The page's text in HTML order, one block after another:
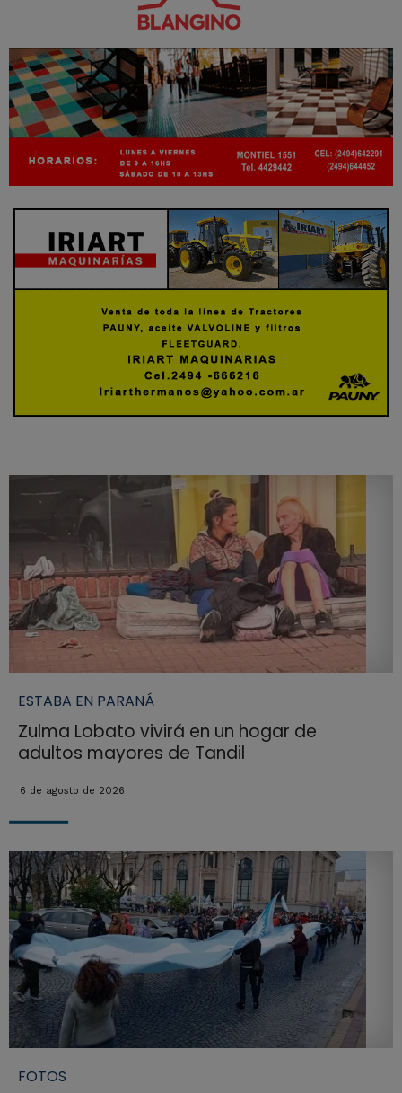
ESTABA EN PARANÁ
Zulma Lobato vivirá en un hogar de
adultos mayores de Tandil
6 de agosto de 2026
FOTOS